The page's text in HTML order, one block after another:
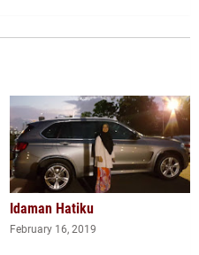
Idaman Hatiku
February 16, 2019